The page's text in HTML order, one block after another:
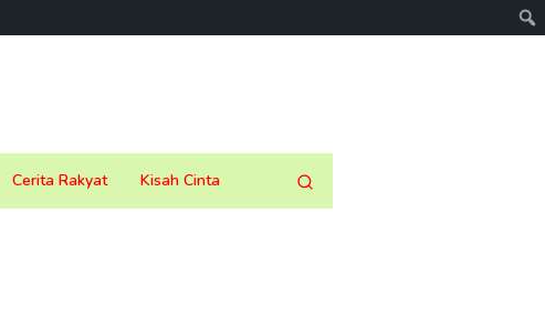
Cerita Rakyat Kisah Cinta